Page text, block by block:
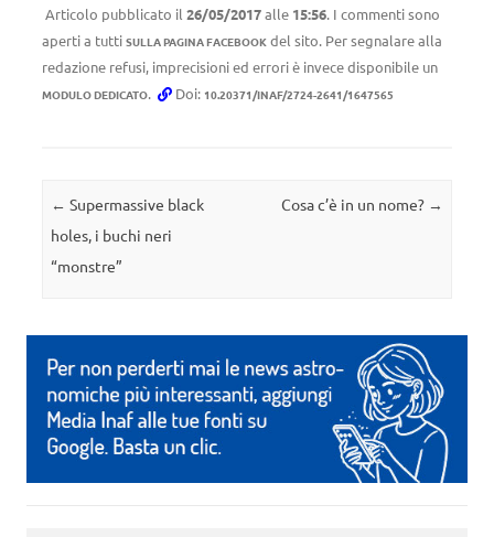
Articolo pubblicato il 26/05/2017alle 15:56. I commenti sono
aperti a tutti SULLA PAGINA FACEBOOK del sito. Per segnalare alla
redazione refusi, imprecisioni ed errori è invece disponibile un
MODULO DEDICATO. Doi: 10.20371/INAF/2724-2641/1647565
Navigazione articolo
← Supermassive black
holes, i buchi neri
“monstre”
Cosa c’è in un nome? →